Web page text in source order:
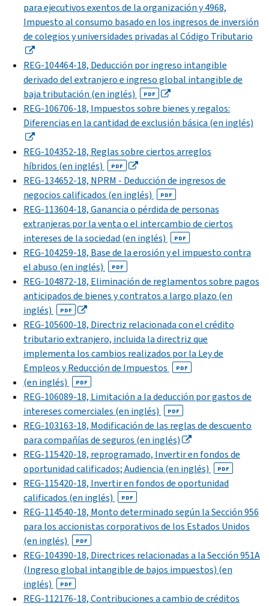
para ejecutivos exentos de la organización y 4968,
Impuesto al consumo basado en los ingresos de inversión
de colegios y universidades privadas al Código Tributario
REG-104464-18, Deducción por ingreso intangible
derivado del extranjero e ingreso global intangible de
baja tributación (en inglés)
PDF
REG-106706-18, Impuestos sobre bienes y regalos:
Diferencias en la cantidad de exclusión básica (en inglés)
REG-104352-18, Reglas sobre ciertos arreglos
híbridos (en inglés)
PDF
REG-134652-18, NPRM - Deducción de ingresos de
negocios calificados (en inglés)
PDF
REG-113604-18, Ganancia o pérdida de personas
extranjeras por la venta o el intercambio de ciertos
intereses de la sociedad (en inglés)
PDF
REG-104259-18, Base de la erosión y el impuesto contra
el abuso (en inglés)
PDF
REG-104872-18, Eliminación de reglamentos sobre pagos
anticipados de bienes y contratos a largo plazo (en
inglés)
PDF
REG-105600-18, Directriz relacionada con el crédito
tributario extranjero, incluida la directriz que
implementa los cambios realizados por la Ley de
Empleos y Reducción de Impuestos
PDF
(en inglés) PDF
REG-106089-18, Limitación a la deducción por gastos de
intereses comerciales (en inglés)
PDF
REG-103163-18, Modificación de las reglas de descuento
para compañías de seguros (en inglés)
REG-115420-18, reprogramado, Invertir en fondos de
oportunidad calificados; Audiencia (en inglés)
PDF
REG-115420-18, Invertir en fondos de oportunidad
calificados (en inglés)
PDF
REG-114540-18, Monto determinado según la Sección 956
para los accionistas corporativos de los Estados Unidos
(en inglés)
PDF
REG-104390-18, Directrices relacionadas a la Sección 951A
(Ingreso global intangible de bajos impuestos) (en
inglés)
PDF
REG-112176-18, Contribuciones a cambio de créditos